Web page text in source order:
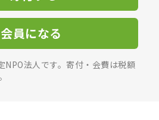
会員になる
法人です。寄付・会費は税額